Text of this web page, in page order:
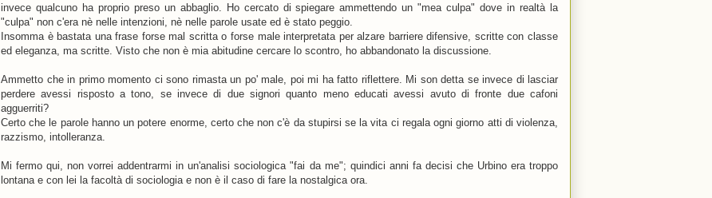
invece qualcuno ha proprio preso un abbaglio. Ho cercato di spiegare ammettendo un "mea culpa" dove in realtà la
"culpa" non c'era nè nelle intenzioni, nè nelle parole usate ed è stato peggio.
Insomma è bastata una frase forse mal scritta o forse male interpretata per alzare barriere difensive, scritte con classe
ed eleganza, ma scritte. Visto che non è mia abitudine cercare lo scontro, ho abbandonato la discussione.
Ammetto che in primo momento ci sono rimasta un po' male, poi mi ha fatto riflettere. Mi son detta se invece di lasciar
perdere avessi risposto a tono, se invece di due signori quanto meno educati avessi avuto di fronte due cafoni
agguerriti?
Certo che le parole hanno un potere enorme, certo che non c'è da stupirsi se la vita ci regala ogni giorno atti di violenza,
razzismo, intolleranza.
Mi fermo qui, non vorrei addentrarmi in un'analisi sociologica "fai da me"; quindici anni fa decisi che Urbino era troppo
lontana e con lei la facoltà di sociologia e non è il caso di fare la nostalgica ora.